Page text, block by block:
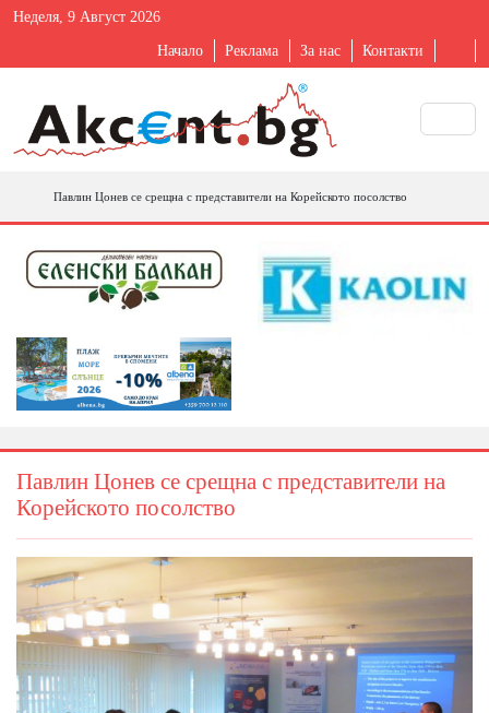
Неделя, 9 Август 2026
Начало Реклама За нас Контакти
Павлин Цонев се срещна с представители на Корейското посолство
Павлин Цонев се срещна с представители на
Корейското посолство